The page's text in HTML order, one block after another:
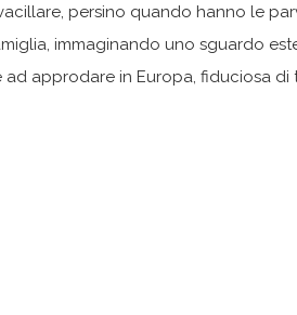
persino quando hanno le
immaginando uno sguardo
ad approdare in Europa,